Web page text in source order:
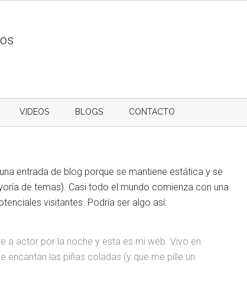
VIDEOS BLOGS CONTACTO
entrada de blog porque se mantiene estática y se
de temas). Casi todo el mundo comienza con una
visitantes. Podría ser algo así:
a actor por la noche y esta es mi web. Vivo en
encantan las piñas coladas (y que me pille un